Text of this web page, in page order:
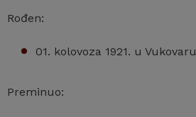
Rođen:
01. kolovoza 1921. u Vukovaru
Preminuo: